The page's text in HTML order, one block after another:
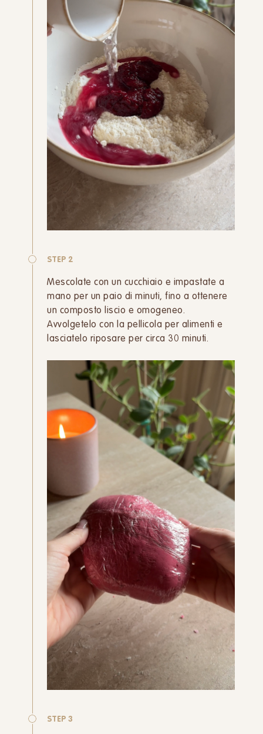
STEP 2
Mescolate con un cucchiaio e impastate a
mano per un paio di minuti, fino a ottenere
un composto liscio e omogeneo.
Avvolgetelo con la pellicola per alimenti e
lasciatelo riposare per circa 30 minuti.
STEP 3